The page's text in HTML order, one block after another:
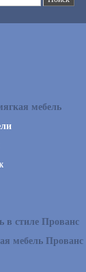
мебель
в стиле Прованс
мебель Прованс